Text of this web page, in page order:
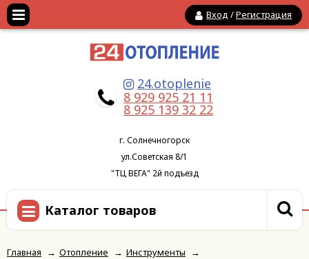
Вход /Регистрация
24.otoplenie
8 929 925 21 11
8 925 139 32 22
г. Солнечногорск
ул.Советская 8/1
"ТЦ ВЕГА" 2й подъезд
Каталог товаров
Главная → Отопление → Инструменты
→